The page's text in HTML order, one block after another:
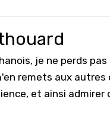
je ne perds
remets aux
et ainsi admirer